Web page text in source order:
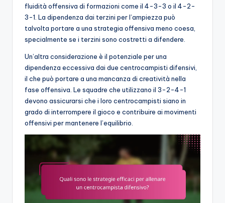
fluidità offensiva di formazioni come il 4-3-3 o il 4-2-
3-1. La dipendenza dai terzini per l’ampiezza può
talvolta portare a una strategia offensiva meno coesa,
specialmente se i terzini sono costretti a difendere.
Un’altra considerazione è il potenziale per una
dipendenza eccessiva dai due centrocampisti difensivi,
il che può portare a una mancanza di creatività nella
fase offensiva. Le squadre che utilizzano il 3-2-4-1
devono assicurarsi che i loro centrocampisti siano in
grado di interrompere il gioco e contribuire ai movimenti
offensivi per mantenere l’equilibrio.